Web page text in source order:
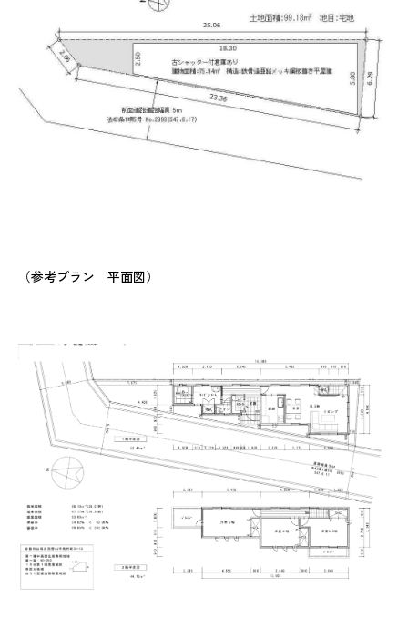
（参考プラン 平面図）